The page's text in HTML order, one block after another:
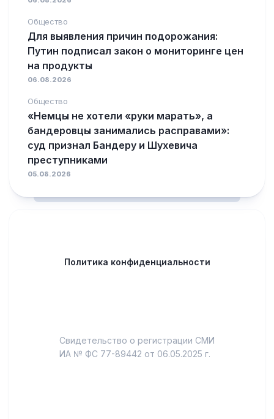
Общество
Для выявления причин подорожания:
Путин подписал закон о мониторинге цен
на продукты
06.08.2026
Общество
«Немцы не хотели «руки марать», а
бандеровцы занимались расправами»:
суд признал Бандеру и Шухевича
преступниками
05.08.2026
Политика конфиденциальности
Свидетельство о регистрации СМИ
ИА № ФС 77-89442 от 06.05.2025 г.